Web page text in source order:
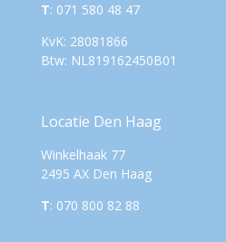
T: 071 580 48 47
KvK: 28081866
Btw: NL819162450B01
Locatie Den Haag
Winkelhaak 77
2495 AX Den Haag
T: 070 800 82 88